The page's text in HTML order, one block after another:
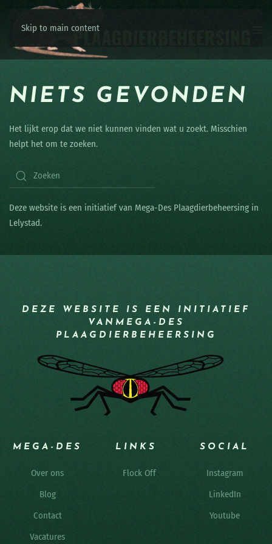
Skip to main content
NIETS GEVONDEN
Het lijkt erop dat we niet kunnen vinden wat u zoekt. Misschien
helpt het om te zoeken.
Deze website is een initiatief van Mega-Des Plaagdierbeheersing in
Lelystad.
DEZE WEBSITE IS EEN INITIATIEF
VAN MEGA-DES
PLAAGDIERBEHEERSING
MEGA-DES
Over ons
Blog
Contact
Vacatures
LINKS
Flock Off
SOCIAL
Instagram
LinkedIn
Youtube